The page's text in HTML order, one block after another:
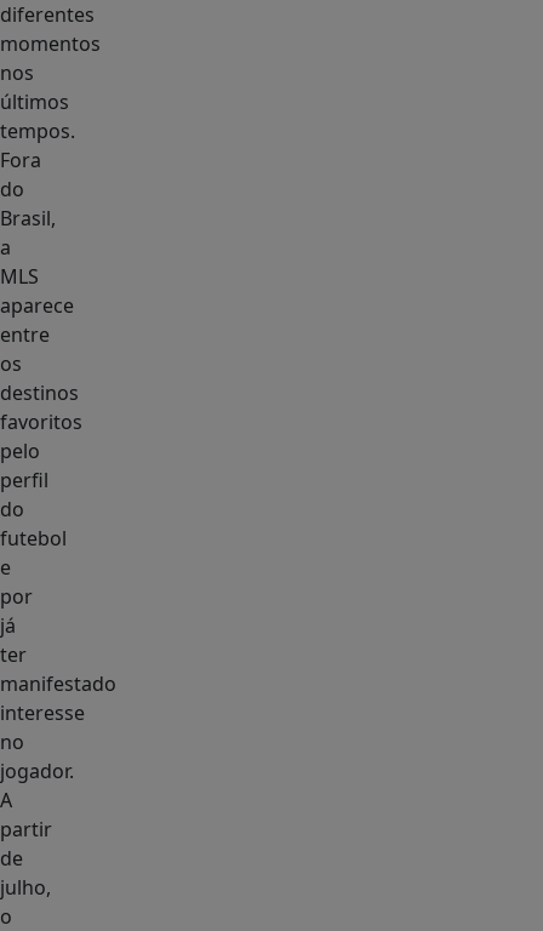
diferentes
momentos
nos
últimos
tempos.
Fora
do
Brasil,
a
MLS
aparece
entre
os
destinos
favoritos
pelo
perfil
do
futebol
e
por
já
ter
manifestado
interesse
no
jogador.
A
partir
de
julho,
o